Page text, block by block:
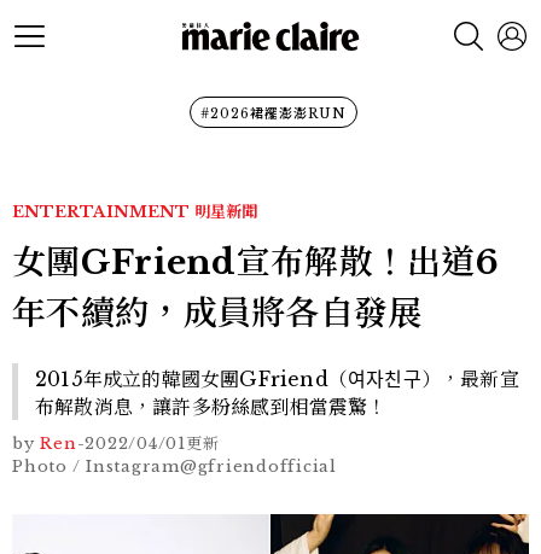
#2026裙襬澎澎RUN
ENTERTAINMENT 明星新聞
女團GFriend宣布解散！出道6
年不續約，成員將各自發展
2015年成立的韓國女團GFriend（여자친구），最新宣
布解散消息，讓許多粉絲感到相當震驚！
by Ren-2022/04/01更新
Photo / Instagram@gfriendofficial